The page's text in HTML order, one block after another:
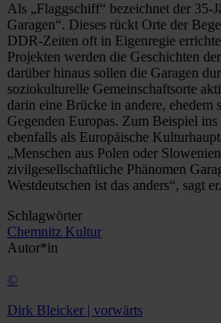
Als „Flaggschiff“ bezeichnet der 35-
Garagen“. Dieses rückt Orte der
DDR-Zeiten oft in Eigenregie
Projekten werden die Geschichten
darüber hinaus sollen die Garagen
soziokulturelle Gemeinschaftsorte
darin eine Brücke in andere, ehedem
Gegenden Europas. Zum Beispiel
ebenfalls als Europäische
„Menschen aus Polen oder
zivilgesellschaftliche Phänomen
Westdeutschen ist das ­anders“, sagt er.
Schlagwörter
Chemnitz Kultur
Autor*in
©
Dirk Bleicker | vorwärts